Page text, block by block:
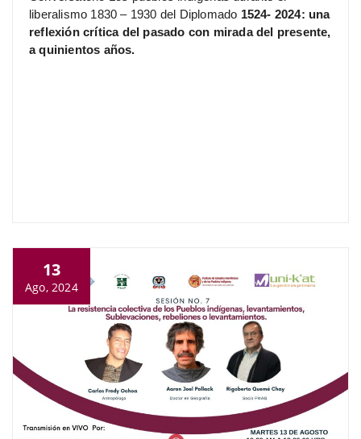
liberalismo 1830 – 1930 del Diplomado 1524- 2024: una
reflexión crítica del pasado con mirada del presente,
a quinientos años.
13
Ago, 2024